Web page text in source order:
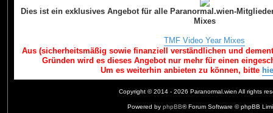
Dies ist ein exklusives Angebot für alle Paranormal.wien-
Mixes
TMF Video Year Mixes
Aus (sicherheitsmäßig sowie finanziell verständlichen und
Gründen wird es dieses Angebot nur mehr für einen
Um es weiterhin anbieten zu können, bitte
Copyright © 2014 - 2026 Paranormal.wien All rights
Powered by phpBB® Forum Software © phpBB